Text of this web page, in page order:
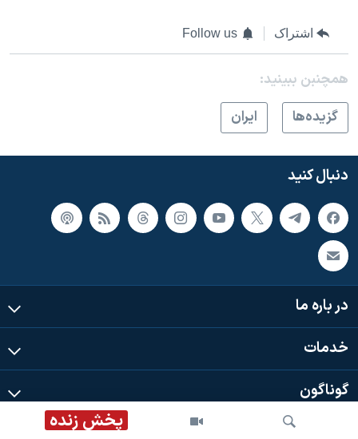
پخش زنده
اشتراک Follow us
همچنبن ببینید:
گزيده‌ها
ايران
دنبال کنید
در باره ما
خدمات
گوناگون